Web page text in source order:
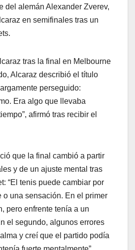
del alemán Alexander Zverev,
en semifinales tras un
tras la final en Melbourne
Alcaraz describió el título
perseguido:
Era algo que llevaba
afirmó tras recibir el
que la final cambió a partir
y de un ajuste mental tras
“El tenis puede cambiar por
o una sensación. En el primer
pero enfrente tenía a un
el segundo, algunos errores
y creí que el partido podía